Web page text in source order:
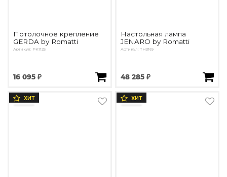
Потолочное крепление
GERDA by Romatti
Артикул: PK1125
16 095 ₽
Настольная лампа
JENARO by Romatti
Артикул: TH3169
48 285 ₽
ХИТ ХИТ